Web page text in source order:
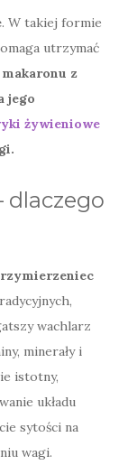
. W takiej formie
utrzymać
makaronu z
jego
żywieniowe
dlaczego
wachlarz
minerały i
istotny,
układu
sytości na
wagi.